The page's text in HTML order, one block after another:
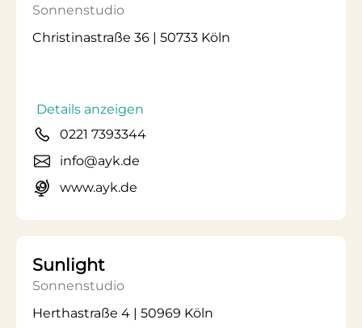
Sonnenstudio
Christinastraße 36 | 50733 Köln
Details anzeigen
0221 7393344
info@ayk.de
www.ayk.de
Sunlight
Sonnenstudio
Herthastraße 4 | 50969 Köln